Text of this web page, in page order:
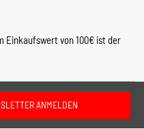
Einkaufswert von 100€ ist der
ANMELDEN